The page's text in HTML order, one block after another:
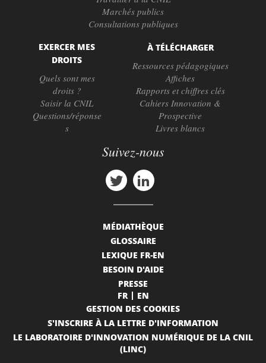
Marchés publics
Consultations publiques
EXERCER MES
DROITS
Quels sont mes
droits ?
Saisir la CNIL
Questions/réponse
s
À TÉLÉCHARGER
Ressources pédagogiques
Affiches
Rapports et chiffres clés
Cahiers Innovation &
Prospective
Livres blancs
Suivez-nous
MÉDIATHÈQUE
GLOSSAIRE
LEXIQUE FR-EN
BESOIN D'AIDE
PRESSE
FR
EN
GESTION DES COOKIES
S'INSCRIRE À LA LETTRE D'INFORMATION
LE LABORATOIRE D'INNOVATION NUMÉRIQUE DE LA CNIL
(LINC)